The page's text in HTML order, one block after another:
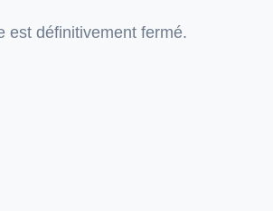
est définitivement fermé.